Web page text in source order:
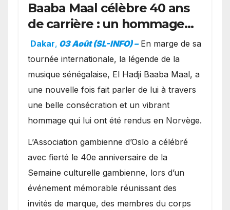
Baaba Maal célèbre 40 ans
de carrière : un hommage
exceptionnel à Oslo en
présence de la famille
royale.
Dakar, 03 Août (SL-INFO) – ​En marge de sa
tournée internationale, la légende de la
musique sénégalaise, El Hadji Baaba Maal, a
une nouvelle fois fait parler de lui à travers
une belle consécration et un vibrant
hommage qui lui ont été rendus en Norvège.
​L’Association gambienne d’Oslo a célébré
avec fierté le 40e anniversaire de la
Semaine culturelle gambienne, lors d’un
événement mémorable réunissant des
invités de marque, des membres du corps